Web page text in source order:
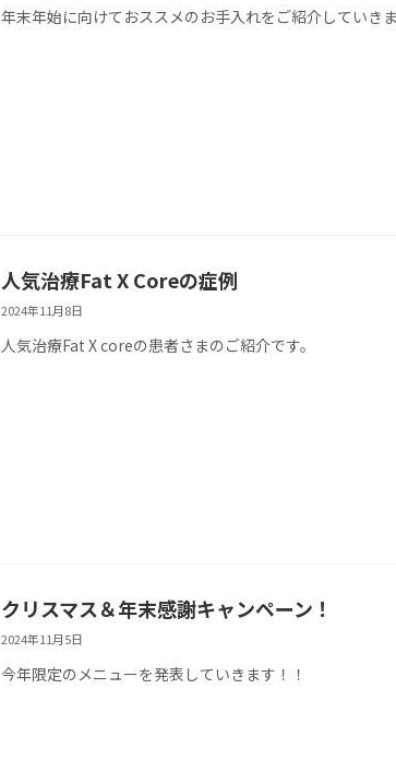
年末年始に向けておススメのお手入れをご紹介していき
人気治療Fat X Coreの症例
2024年11月8日
人気治療Fat X coreの患者さまのご紹介です。
クリスマス＆年末感謝キャンペーン！
2024年11月5日
今年限定のメニューを発表していきます！！